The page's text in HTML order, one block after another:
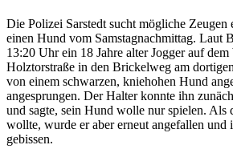
Die Polizei Sarstedt sucht mögliche Zeugen
einen Hund vom Samstagnachmittag. Laut
13:20 Uhr ein 18 Jahre alter Jogger auf
Holztorstraße in den Brickelweg am
von einem schwarzen, kniehohen Hund
angesprungen. Der Halter konnte ihn
und sagte, sein Hund wolle nur spielen. Als
wollte, wurde er aber erneut angefallen und
gebissen.